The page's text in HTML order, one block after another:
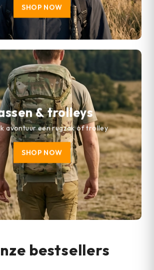
SHOP NOW
& trolleys
avontuur een rugzak of trolley
SHOP NOW
bestsellers